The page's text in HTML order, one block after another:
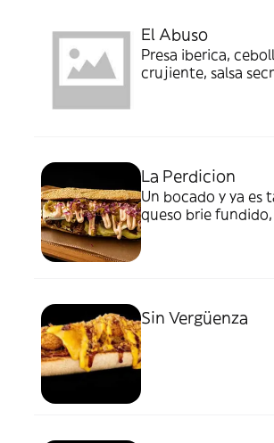
El Abuso
Presa iberica,
crujiente, salsa
La Perdicion
Un bocado y ya es
queso brie
Sin Vergüenza